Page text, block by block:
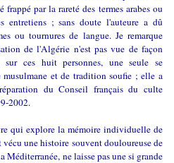
frappé par la rareté des termes arabes ou
entretiens ; sans doute l'auteure a dû
ou tournures de langue. Je remarque
de l'Algérie n'est pas vue de façon
sur ces huit personnes, une seule se
musulmane et de tradition soufie ; elle a
du Conseil français du culte
2002.
qui explore la mémoire individuelle de
vécu une histoire souvent douloureuse de
Méditerranée, ne laisse pas une si grande